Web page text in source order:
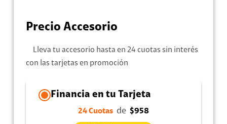
Precio Accesorio
Lleva tu accesorio hasta en 24 cuotas sin interés
con las tarjetas en promoción
Financia en tu Tarjeta
24 Cuotas de $958